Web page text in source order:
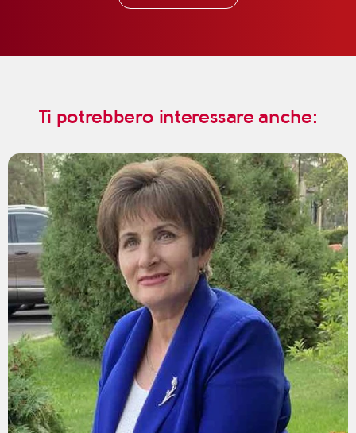
Ti potrebbero interessare anche: